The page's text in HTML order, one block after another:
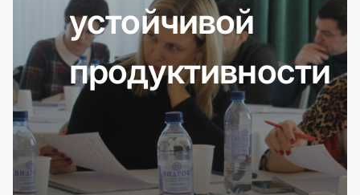
устойчивой
продуктивности